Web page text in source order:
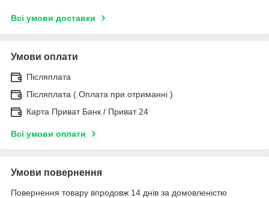
Всі умови доставки
Умови оплати
Післяплата
Післяплата ( Оплата при отриманні )
Карта Приват Банк / Приват 24
Всі умови оплати
Умови повернення
Повернення товару впродовж 14 днів за домовленістю